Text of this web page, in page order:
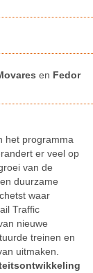
en Fedor
het programma
er veel op
van de
duurzame
waar
Traffic
nieuwe
treinen en
uitmaken.